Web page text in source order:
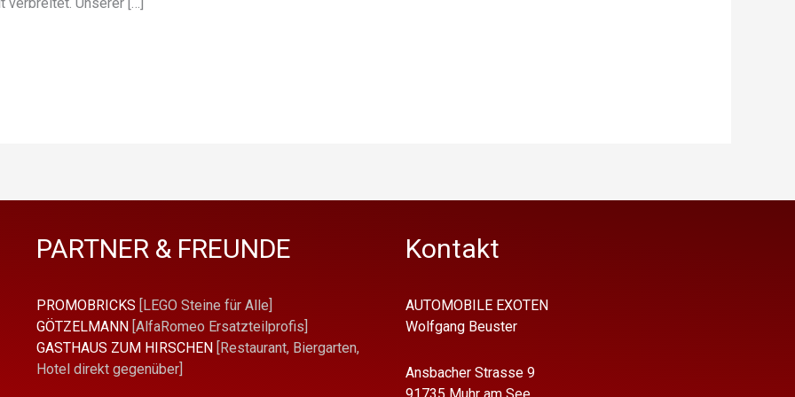
PARTNER & FREUNDE
PROMOBRICKS [LEGO Steine für Alle]
GÖTZELMANN[AlfaRomeo Ersatzteilprofis]
GASTHAUS ZUM HIRSCHEN[Restaurant, Biergarten,
Hotel direkt gegenüber]
Kontakt
AUTOMOBILE EXOTEN
Wolfgang Beuster
Ansbacher Strasse 9